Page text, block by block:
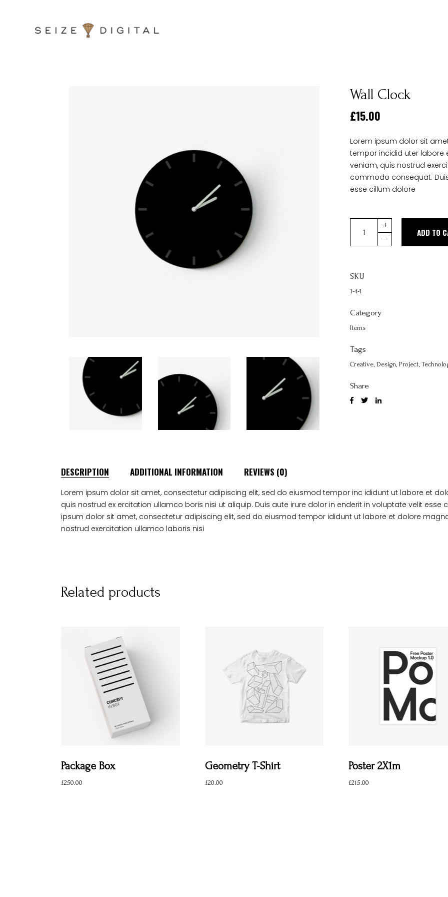
Wall Clock
£15.00
Lorem ipsum dolor sit
tempor incidid uter labore
veniam, quis nostrud
commodo consequat.
esse cillum dolore
ADD TO
SKU
1-4-1
Category
Items
Tags
Creative, Design, Project,
Share
DESCRIPTION ADDITIONAL INFORMATION REVIEWS (0)
Lorem ipsum dolor sit amet, consectetur adipiscing elit, sed do eiusmod tempor inc ididunt ut labore et
quis nostrud ex ercitation ullamco boris nisi ut aliquip. Duis aute irure dolor in enderit in voluptate velit esse
ipsum dolor sit amet, consectetur adipiscing elit, sed do eiusmod tempor ididunt ut labore et dolore
nostrud exercitation ullamco laboris nisi
Related products
Package Box
£250.00
Geometry T-Shirt
£20.00
Poster 2X1m
£215.00